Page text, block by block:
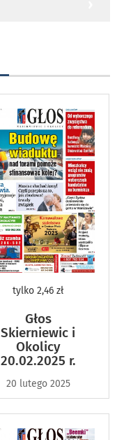
tylko 2,46 zł
Głos
Skierniewic i
Okolicy
20.02.2025 r.
20 lutego 2025